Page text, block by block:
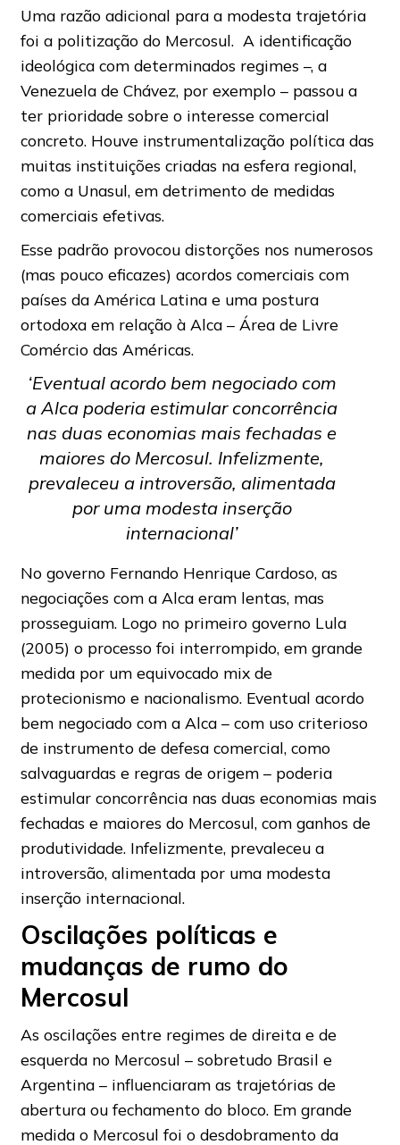
Uma razão adicional para a modesta trajetória
foi a politização do Mercosul. A identificação
ideológica com determinados regimes –, a
Venezuela de Chávez, por exemplo – passou a
ter prioridade sobre o interesse comercial
concreto. Houve instrumentalização política das
muitas instituições criadas na esfera regional,
como a Unasul, em detrimento de medidas
comerciais efetivas.
Esse padrão provocou distorções nos numerosos
(mas pouco eficazes) acordos comerciais com
países da América Latina e uma postura
ortodoxa em relação à Alca – Área de Livre
Comércio das Américas.
‘Eventual acordo bem negociado com
a Alca poderia estimular concorrência
nas duas economias mais fechadas e
maiores do Mercosul. Infelizmente,
prevaleceu a introversão, alimentada
por uma modesta inserção
internacional’
No governo Fernando Henrique Cardoso, as
negociações com a Alca eram lentas, mas
prosseguiam. Logo no primeiro governo Lula
(2005) o processo foi interrompido, em grande
medida por um equivocado mix de
protecionismo e nacionalismo. Eventual acordo
bem negociado com a Alca – com uso criterioso
de instrumento de defesa comercial, como
salvaguardas e regras de origem – poderia
estimular concorrência nas duas economias mais
fechadas e maiores do Mercosul, com ganhos de
produtividade. Infelizmente, prevaleceu a
introversão, alimentada por uma modesta
inserção internacional.
Oscilações políticas e
mudanças de rumo do
Mercosul
As oscilações entre regimes de direita e de
esquerda no Mercosul – sobretudo Brasil e
Argentina – influenciaram as trajetórias de
abertura ou fechamento do bloco. Em grande
medida o Mercosul foi o desdobramento da